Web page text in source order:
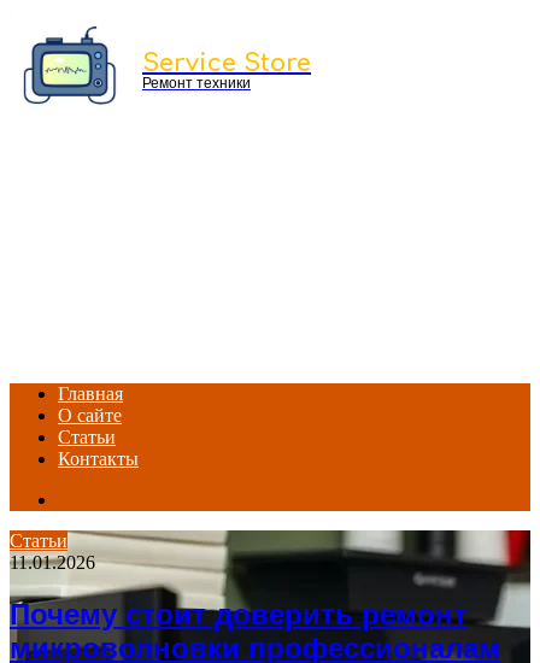
Service Store
Ремонт техники
Главная
О сайте
Статьи
Контакты
Статьи
11.01.2026
Почему стоит доверить ремонт
микроволновки профессионалам